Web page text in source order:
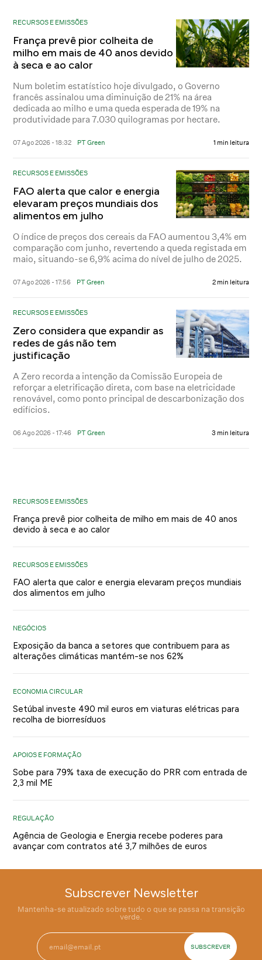
RECURSOS E EMISSÕES
França prevê pior colheita de
milho em mais de 40 anos devido
à seca e ao calor
Num boletim estatístico hoje divulgado, o Governo
francês assinalou uma diminuição de 21% na área
dedicada ao milho e uma queda esperada de 19% na
produtividade para 7.030 quilogramas por hectare.
07 Ago 2026 - 18:32 PT Green 1 min leitura
RECURSOS E EMISSÕES
FAO alerta que calor e energia
elevaram preços mundiais dos
alimentos em julho
O índice de preços dos cereais da FAO aumentou 3,4% em
comparação com junho, revertendo a queda registada em
maio, situando-se 6,9% acima do nível de julho de 2025.
07 Ago 2026 - 17:56 PT Green 2 min leitura
RECURSOS E EMISSÕES
Zero considera que expandir as
redes de gás não tem
justificação
A Zero recorda a intenção da Comissão Europeia de
reforçar a eletrificação direta, com base na eletricidade
renovável, como ponto principal de descarbonização dos
edifícios.
06 Ago 2026 - 17:46 PT Green 3 min leitura
RECURSOS E EMISSÕES
França prevê pior colheita de milho em mais de 40 anos
devido à seca e ao calor
RECURSOS E EMISSÕES
FAO alerta que calor e energia elevaram preços mundiais
dos alimentos em julho
NEGÓCIOS
Exposição da banca a setores que contribuem para as
alterações climáticas mantém-se nos 62%
ECONOMIA CIRCULAR
Setúbal investe 490 mil euros em viaturas elétricas para
recolha de biorresíduos
APOIOS E FORMAÇÃO
Sobe para 79% taxa de execução do PRR com entrada de
2,3 mil ME
REGULAÇÃO
Agência de Geologia e Energia recebe poderes para
avançar com contratos até 3,7 milhões de euros
Subscrever Newsletter
Mantenha-se atualizado sobre tudo o que se passa na transição
verde.